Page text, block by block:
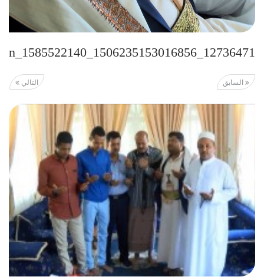
12736471_1506235153016856_1585522140_n
التالي السابق